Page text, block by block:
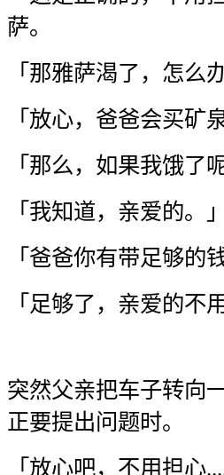
萨。
「那雅萨渴了，怎么
「放心，爸爸会买矿
「那么，如果我饿了
「我知道，亲爱的。」
「爸爸你有带足够的
「足够了，亲爱的不
突然父亲把车子转向
正要提出问题时。
「放心吧，不用担心